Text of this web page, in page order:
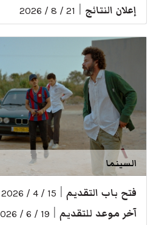
إعلان النتائج 21 / 8 / 2026
السينما
فتح باب التقديم 15 / 4 / 2026
آخر موعد للتقديم 19 / 6 / 2026